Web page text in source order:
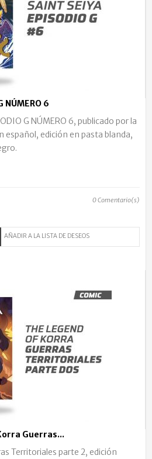
NÚMERO 6
G NÚMERO 6, publicado por la
español, edición en pasta blanda,
0Comentario(s)
AÑADIR A LA LISTA DE DESEOS
Guerras...
Territoriales parte 2, edición